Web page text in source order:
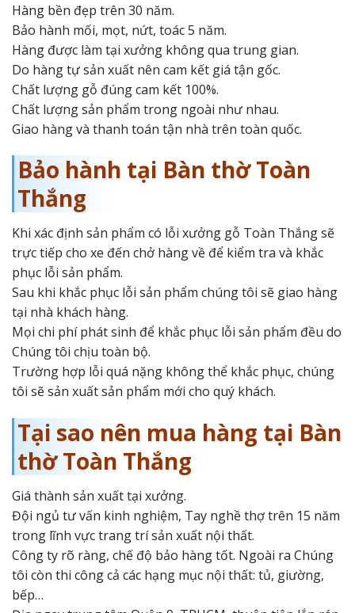
Hàng bền đẹp trên 30 năm.
Bảo hành mối, mọt, nứt, toác 5 năm.
Hàng được làm tại xưởng không qua trung gian.
Do hàng tự sản xuất nên cam kết giá tận gốc.
Chất lượng gỗ đúng cam kết 100%.
Chất lượng sản phẩm trong ngoài như nhau.
Giao hàng và thanh toán tận nhà trên toàn quốc.
Bảo hành tại Bàn thờ Toàn
Thắng
Khi xác định sản phẩm có lỗi xưởng gỗ Toàn Thắng sẽ
trực tiếp cho xe đến chở hàng về để kiểm tra và khắc
phục lỗi sản phẩm.
Sau khi khắc phục lỗi sản phẩm chúng tôi sẽ giao hàng
tại nhà khách hàng.
Mọi chi phí phát sinh để khắc phục lỗi sản phẩm đều do
Chúng tôi chịu toàn bộ.
Trường hợp lỗi quá nặng không thể khắc phục, chúng
tôi sẽ sản xuất sản phẩm mới cho quý khách.
Tại sao nên mua hàng tại Bàn
thờ Toàn Thắng
Giá thành sản xuất tại xưởng.
Đội ngủ tư vấn kinh nghiệm, Tay nghề thợ trên 15 năm
trong lĩnh vực trang trí sản xuất nội thất.
Công ty rõ ràng, chế độ bảo hàng tốt. Ngoài ra Chúng
tôi còn thi công cả các hạng mục nội thất: tủ, giường,
bếp…